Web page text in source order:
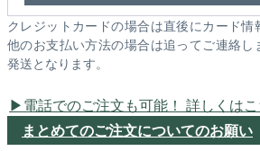
クレジットカードの場合は直後にカード情
他のお支払い方法の場合は追ってご連絡し
発送となります。
電話でのご注文も可能！ 詳しくは
まとめてのご注文についてのお願い